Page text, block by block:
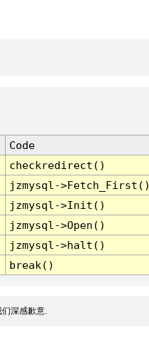
Code
checkredirect()
jzmysql-
jzmysql->Init()
jzmysql->Open()
jzmysql->halt()
break()
深感歉意.